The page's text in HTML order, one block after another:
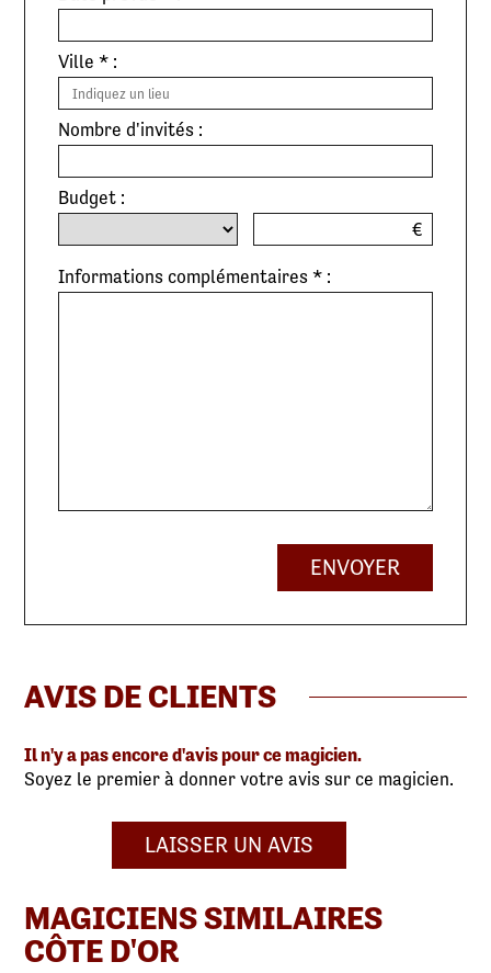
Ville * :
Nombre d'invités :
Budget :
€
Informations complémentaires * :
ENVOYER
AVIS DE CLIENTS
Il n'y a pas encore d'avis pour ce magicien.
Soyez le premier à donner votre avis sur ce magicien.
LAISSER UN AVIS
MAGICIENS SIMILAIRES
CÔTE D'OR